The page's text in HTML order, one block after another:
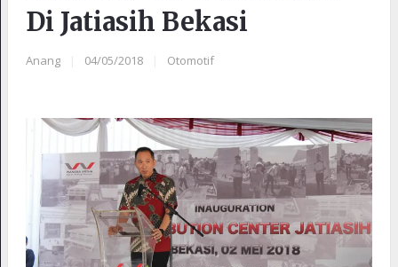
Di Jatiasih Bekasi
Anang 04/05/2018 Otomotif